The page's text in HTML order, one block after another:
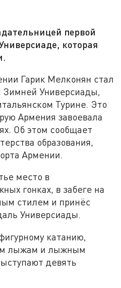
первой
которая
Гарик Мелконян стал
Зимней Универсиады,
Турине. Это
Армения завоевала
Об этом сообщает
образования,
Армении.
место в
гонках, в забеге на
стилем и принёс
Универсиады.
катанию,
лыжам и лыжным
девять